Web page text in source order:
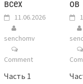
всех
11.06.2026
senchomv
Comment
Часть 1
ов